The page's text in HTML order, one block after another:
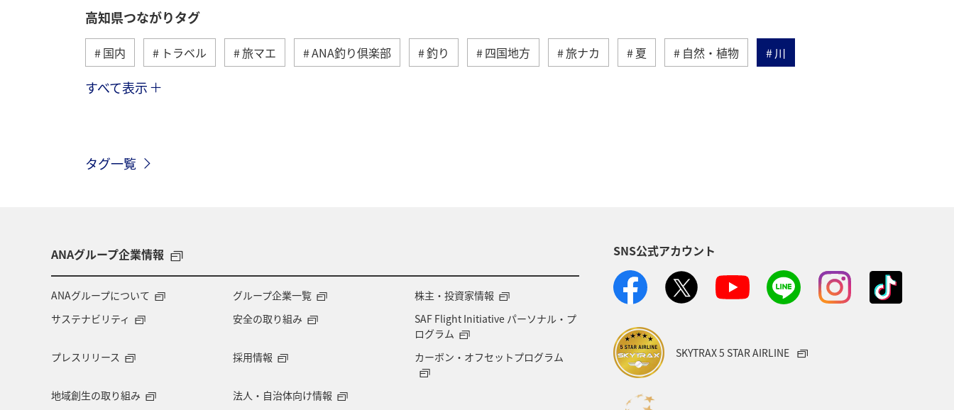
高知県つながりタグ
国内 トラベル 旅マエ ANA釣り倶楽部 釣り 四国地方 旅ナカ 夏 自然・植物 川
海 愛媛県
埼玉県
すべて表示
タグ一覧
ANAグループ企業情報
ANAグループについて グループ企業一覧
株主・投資家情報
サステナビリティ
安全の取り組み
SAF Flight Initiative パーソナル・プ
ログラム
プレスリリース
採用情報 カーボン・オフセットプログラム
地域創生の取り組み 法人・自治体向け情報
SNS公式アカウント
SKYTRAX 5 STAR AIRLINE